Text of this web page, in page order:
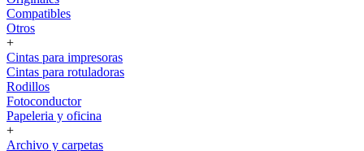
Compatibles
Otros
+
Cintas para impresoras
Cintas para rotuladoras
Rodillos
Fotoconductor
Papeleria y oficina
+
Archivo y carpetas